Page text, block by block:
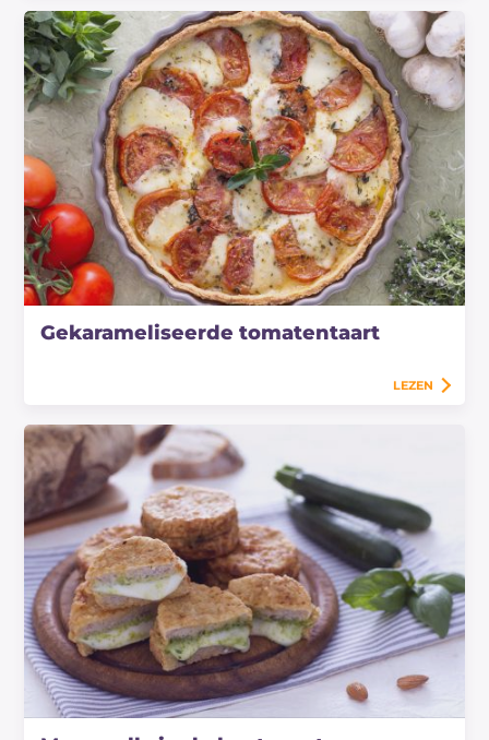
Gekarameliseerde tomatentaart
LEZEN